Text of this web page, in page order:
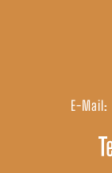
E-Mail: